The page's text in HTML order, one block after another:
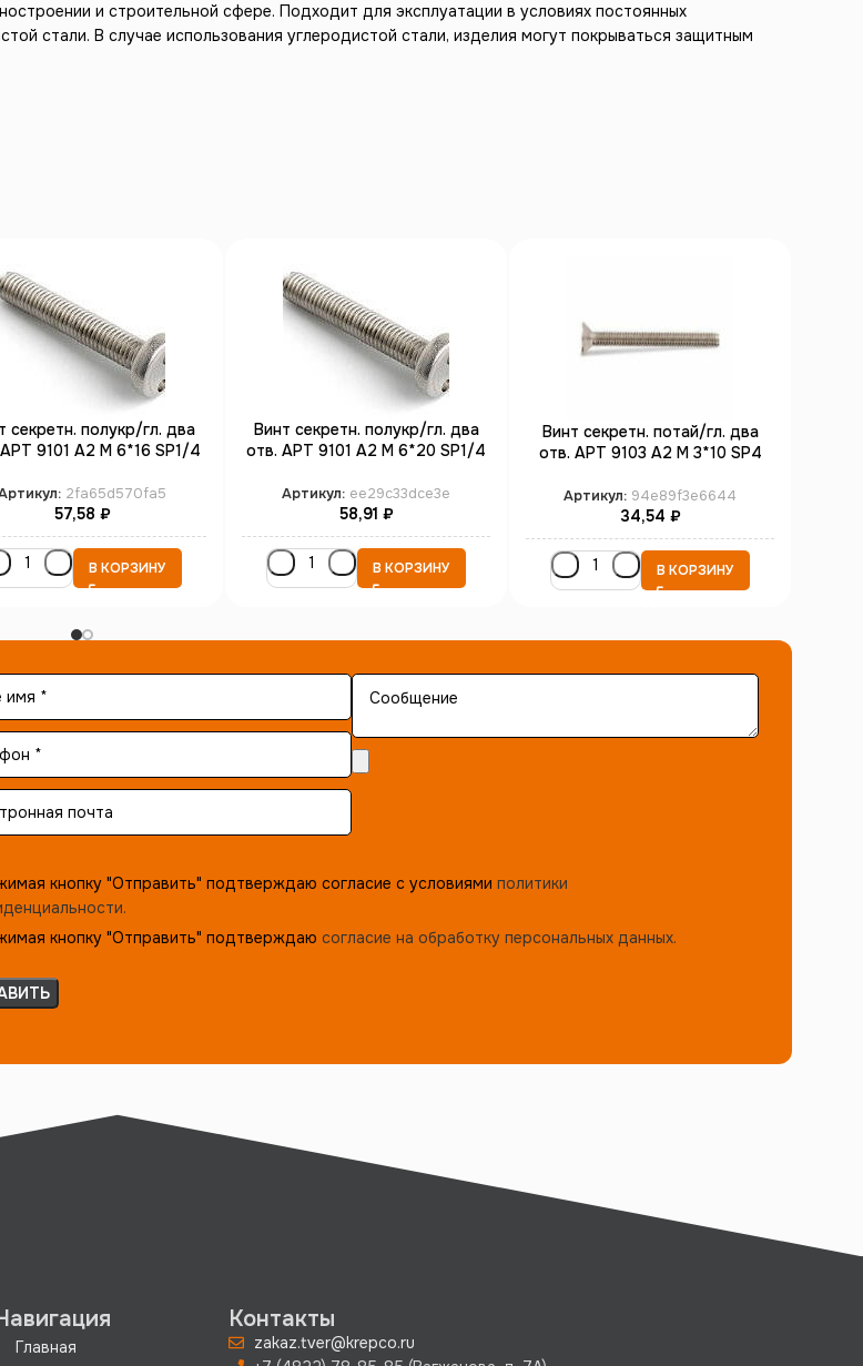
и строительной сфере. Подходит для эксплуатации в условиях постоянных
стали. В случае использования углеродистой стали, изделия могут покрываться защитным
секретн. полукр/гл. два
9101 А2 M 6*16 SP1/4
2fa65d570fa5
57,58 ₽
В КОРЗИНУ
Винт секретн. полукр/гл. два
отв. АРТ 9101 А2 M 6*20 SP1/4
Артикул: ee29c33dce3e
58,91 ₽
В КОРЗИНУ
Винт секретн. потай/гл. два
отв. АРТ 9103 А2 M 3*10 SP4
Артикул: 94e89f3e6644
34,54 ₽
В КОРЗИНУ
кнопку "Отправить" подтверждаю согласие с условиямиполитики
кнопку "Отправить" подтверждаюсогласие на обработку персональных данных.
Главная
Контакты
zakaz.tver@krepco.ru